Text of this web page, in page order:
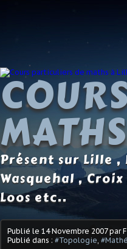
Présent sur Lille ,
Wasquehal ,
Loos etc..
Publié le 14 Novembre 2007par
Publié dans : #Topologie